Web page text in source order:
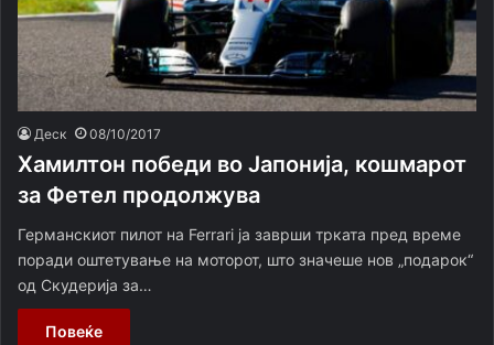
Деск 08/10/2017
Хамилтон победи во Јапонија, кошмарот
за Фетел продолжува
Германскиот пилот на Ferrari ја заврши трката пред време
поради оштетување на моторот, што значеше нов „подарок“
од Скудерија за…
Повеќе